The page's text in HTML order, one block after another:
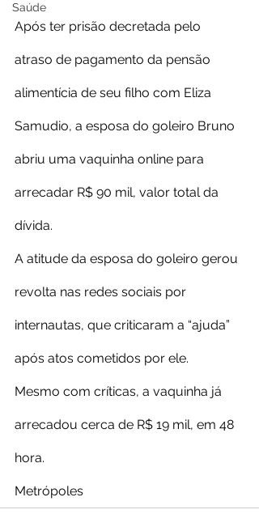
Saúde
Após ter prisão decretada pelo
atraso de pagamento da pensão
alimentícia de seu filho com Eliza
Samudio, a esposa do goleiro Bruno
abriu uma vaquinha online para
arrecadar R$ 90 mil, valor total da
dívida.
A atitude da esposa do goleiro gerou
revolta nas redes sociais por
internautas, que criticaram a “ajuda”
após atos cometidos por ele.
Mesmo com críticas, a vaquinha já
arrecadou cerca de R$ 19 mil, em 48
hora.
Metrópoles